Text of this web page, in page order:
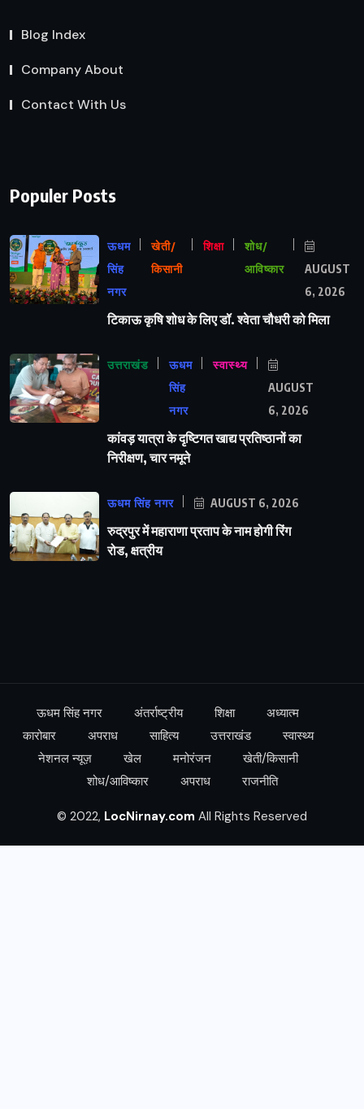
Blog Index
Company About
Contact With Us
Populer Posts
ऊधम
सिंह
नगर
खेती/
किसानी
शिक्षा
शोध/
आविष्कार
AUGUST
6, 2026
टिकाऊ कृषि शोध के लिए डॉ. श्वेता चौधरी को मिला
उत्तराखंड
ऊधम
सिंह
नगर
स्वास्थ्य
AUGUST
6, 2026
कांवड़ यात्रा के दृष्टिगत खाद्य प्रतिष्ठानों का
निरीक्षण, चार नमूने
ऊधम सिंह नगर AUGUST 6, 2026
रुद्रपुर में महाराणा प्रताप के नाम होगी रिंग
रोड, क्षत्रीय
ऊधम सिंह नगर अंतर्राष्ट्रीय शिक्षा
अध्यात्म
कारोबार
अपराध साहित्य उत्तराखंड
स्वास्थ्य
नेशनल न्यूज़
खेल मनोरंजन
खेती/किसानी
शोध/आविष्कार
अपराध राजनीति
© 2022, LocNirnay.com All Rights Reserved